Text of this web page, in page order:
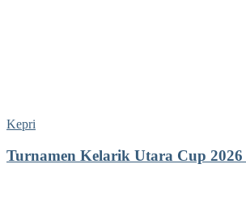
Kepri
Turnamen Kelarik Utara Cup 2026